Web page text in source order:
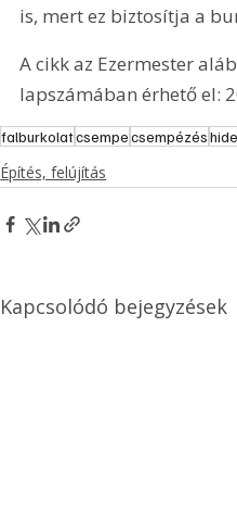
is, mert ez biztosítja a
A cikk az Ezermester
lapszámában érhető el:
falburkolatcsempecsempézés
Építés, felújítás
Kapcsolódó bejegyzések